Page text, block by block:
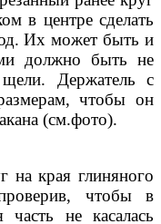
в центре сделать
Их может быть и
должно быть не
Держатель с
чтобы он
(см.фото).
края глиняного
чтобы в
часть не касалась